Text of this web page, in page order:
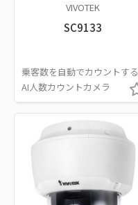
VIVOTEK
SC9133
乗客数を自動でカウントする
AI人数カウントカメラ